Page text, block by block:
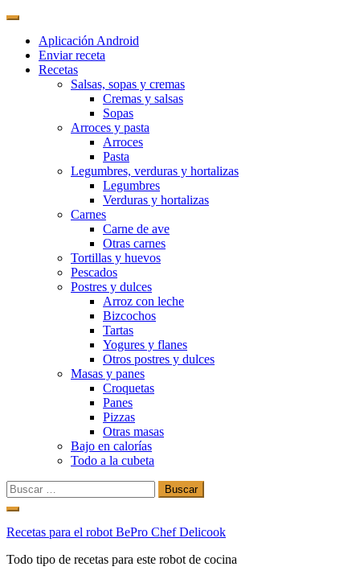
Aplicación Android
Enviar receta
Recetas
Salsas, sopas y cremas
Cremas y salsas
Sopas
Arroces y pasta
Arroces
Pasta
Legumbres, verduras y hortalizas
Legumbres
Verduras y hortalizas
Carnes
Carne de ave
Otras carnes
Tortillas y huevos
Pescados
Postres y dulces
Arroz con leche
Bizcochos
Tartas
Yogures y flanes
Otros postres y dulces
Masas y panes
Croquetas
Panes
Pizzas
Otras masas
Bajo en calorías
Todo a la cubeta
Buscar:
Ir
contenido
Recetas para el robot BePro Chef Delicook
Todo tipo de recetas para este robot de cocina